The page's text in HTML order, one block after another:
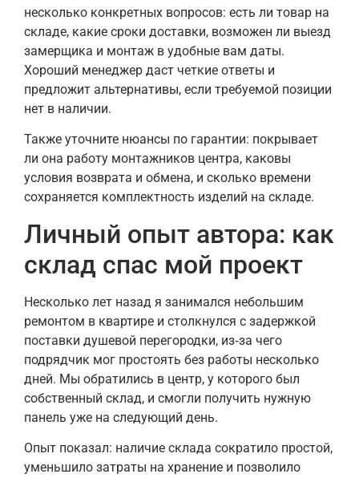
несколько конкретных вопросов: есть ли товар на
складе, какие сроки доставки, возможен ли выезд
замерщика и монтаж в удобные вам даты.
Хороший менеджер даст четкие ответы и
предложит альтернативы, если требуемой позиции
нет в наличии.
Также уточните нюансы по гарантии: покрывает
ли она работу монтажников центра, каковы
условия возврата и обмена, и сколько времени
сохраняется комплектность изделий на складе.
Личный опыт автора: как
склад спас мой проект
Несколько лет назад я занимался небольшим
ремонтом в квартире и столкнулся с задержкой
поставки душевой перегородки, из‑за чего
подрядчик мог простоять без работы несколько
дней. Мы обратились в центр, у которого был
собственный склад, и смогли получить нужную
панель уже на следующий день.
Опыт показал: наличие склада сократило простой,
уменьшило затраты на хранение и позволило